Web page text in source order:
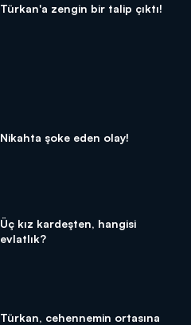
Türkan'a zengin bir talip çıktı!
Nikahta şoke eden olay!
Üç kız kardeşten, hangisi
evlatlık?
Türkan, cehennemin ortasına